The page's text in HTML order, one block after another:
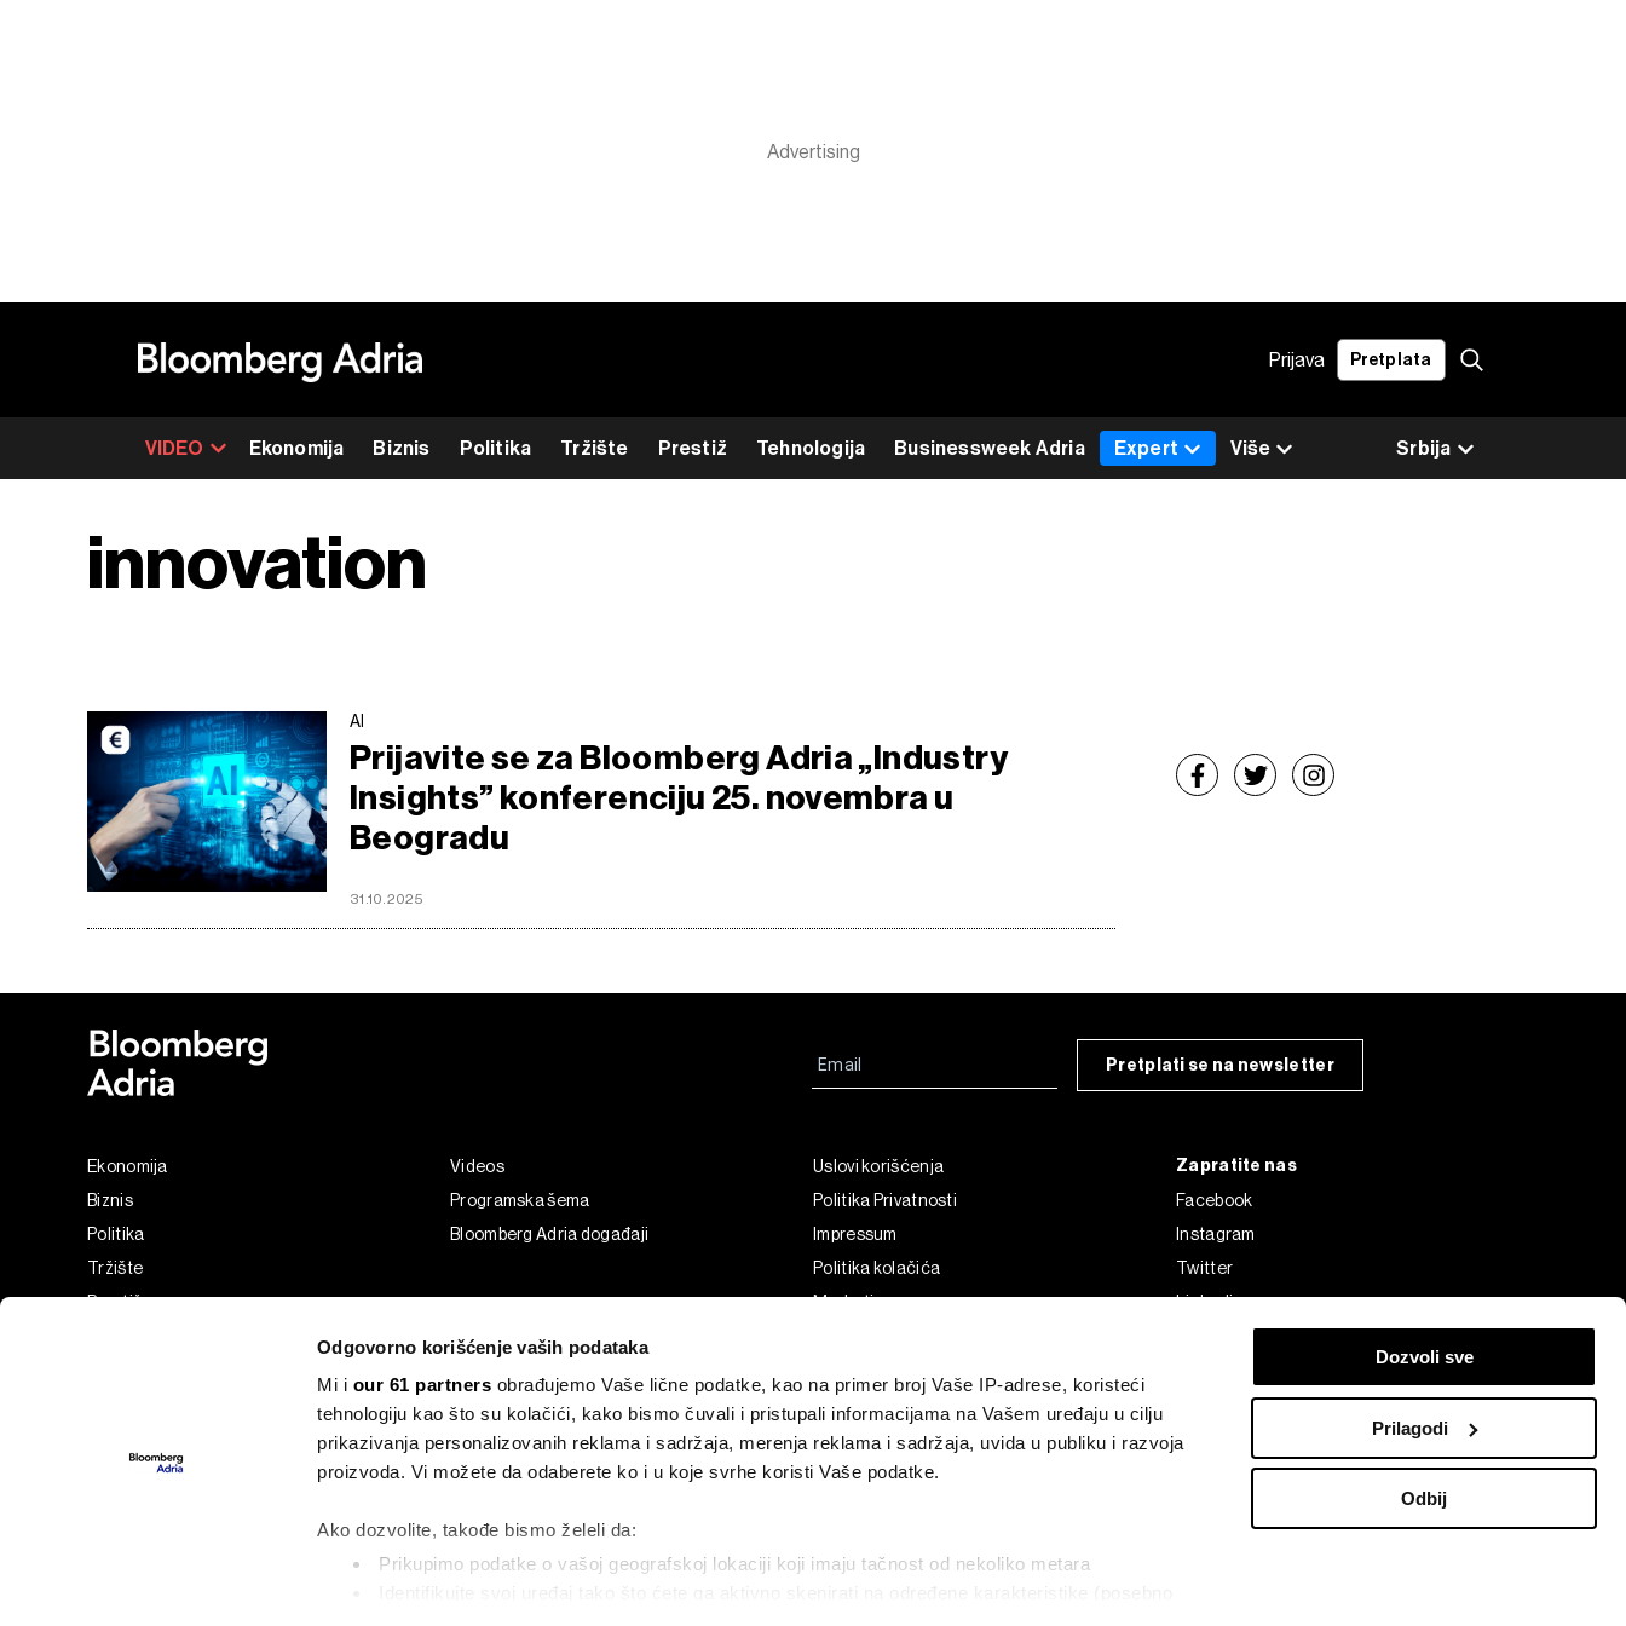
Odgovorno korišćenje vaših podataka
Mi i our 61 partners obrađujemo Vaše lične podatke, kao na primer broj Vaše IP-adrese, koristeći
tehnologiju kao što su kolačići, kako bismo čuvali i pristupali informacijama na Vašem uređaju u cilju
prikazivanja personalizovanih reklama i sadržaja, merenja reklama i sadržaja, uvida u publiku i razvoja
proizvoda. Vi možete da odaberete ko i u koje svrhe koristi Vaše podatke.
Ako dozvolite, takođe bismo želeli da:
Prikupimo podatke o vašoj geografskoj lokaciji koji imaju tačnost od nekoliko metara
Dozvoli sve
Prilagodi
Odbij
Prijava Pretplata
VIDEO Ekonomija Biznis Politika Tržište Prestiž Tehnologija Businessweek Adria Srbija
Expert Više
innovation
AI
Prijavite se za Bloomberg Adria „Industry
Insights” konferenciju 25. novembra u
Beogradu
31.10.2025
Pretplati se na newsletter
Ekonomija
Biznis
Politika
Tržište
Prestiž
Videos
Programska šema
Bloomberg Adria događaji
Uslovi korišćenja
Politika Privatnosti
Impressum
Politika kolačića
Marketing
Zapratite nas
Facebook
Instagram
Twitter
Linkedin